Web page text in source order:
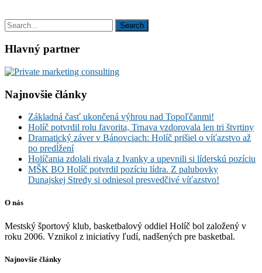
Hlavný partner
Najnovšie články
Základná časť ukončená výhrou nad Topoľčanmi!
Holíč potvrdil rolu favorita, Trnava vzdorovala len tri štvrtiny
Dramatický záver v Bánovciach: Holíč prišiel o víťazstvo až
po predĺžení
Holíčania zdolali rivala z Ivanky a upevnili si líderskú pozíciu
MŠK BO Holíč potvrdil pozíciu lídra. Z palubovky
Dunajskej Stredy si odniesol presvedčivé víťazstvo!
O nás
Mestský športový klub, basketbalový oddiel Holíč bol založený v
roku 2006. Vznikol z iniciatívy ľudí, nadšených pre basketbal.
Najnovšie články